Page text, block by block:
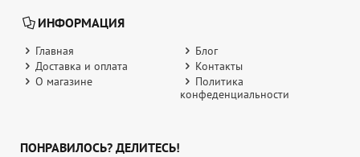
ИНФОРМАЦИЯ
Главная
Блог
Доставка и оплата
Контакты
О магазине
Политика
конфеденциальности
ПОНРАВИЛОСЬ? ДЕЛИТЕСЬ!